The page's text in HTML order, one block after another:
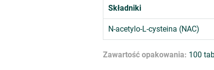
Składniki
N-acetylo-L-cysteina (NAC)
Zawartość opakowania: 100